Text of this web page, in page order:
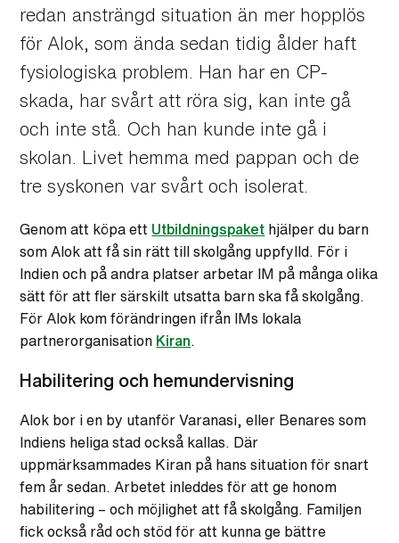
redan ansträngd situation än mer hopplös
för Alok, som ända sedan tidig ålder haft
fysiologiska problem. Han har en CP-
skada, har svårt att röra sig, kan inte gå
och inte stå. Och han kunde inte gå i
skolan. Livet hemma med pappan och de
tre syskonen var svårt och isolerat.
Genom att köpa ett Utbildningspaket hjälper du barn
som Alok att få sin rätt till skolgång uppfylld. För i
Indien och på andra platser arbetar IM på många olika
sätt för att fler särskilt utsatta barn ska få skolgång.
För Alok kom förändringen ifrån IMs lokala
partnerorganisation Kiran
Habilitering och hemundervisning
Alok bor i en by utanför Varanasi, eller Benares som
Indiens heliga stad också kallas. Där
uppmärksammades Kiran på hans situation för snart
fem år sedan. Arbetet inleddes för att ge honom
habilitering – och möjlighet att få skolgång. Familjen
fick också råd och stöd för att kunna ge bättre